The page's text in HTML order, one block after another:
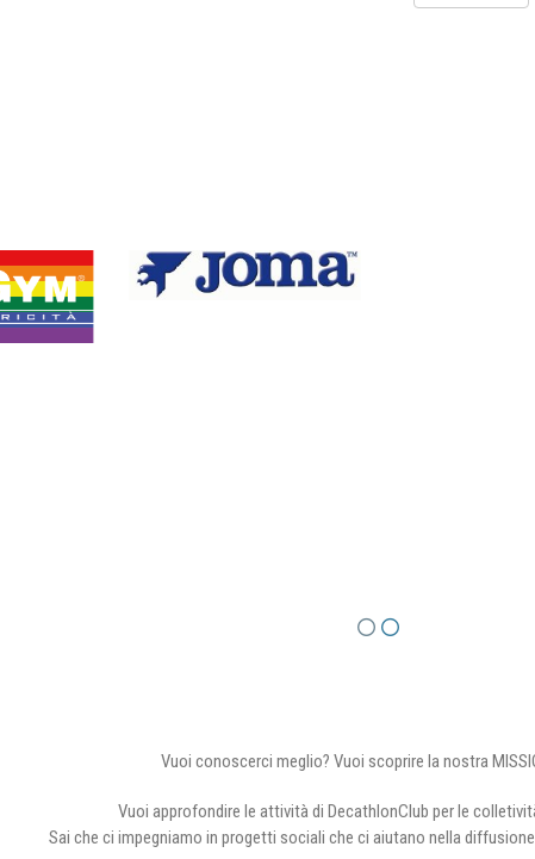
Vuoi conoscerci meglio? Vuoi scoprire la nostra
Vuoi approfondire le attività di DecathlonClub per le
Sai che ci impegniamo in progetti sociali che ci aiutano nella